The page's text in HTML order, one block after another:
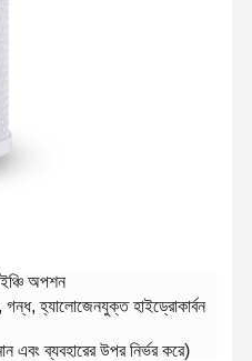
অপশন
হ্যালোজেনযুক্ত হাইড্রোকার্বন
এবং ব্যবহারের উপর নির্ভর করে)